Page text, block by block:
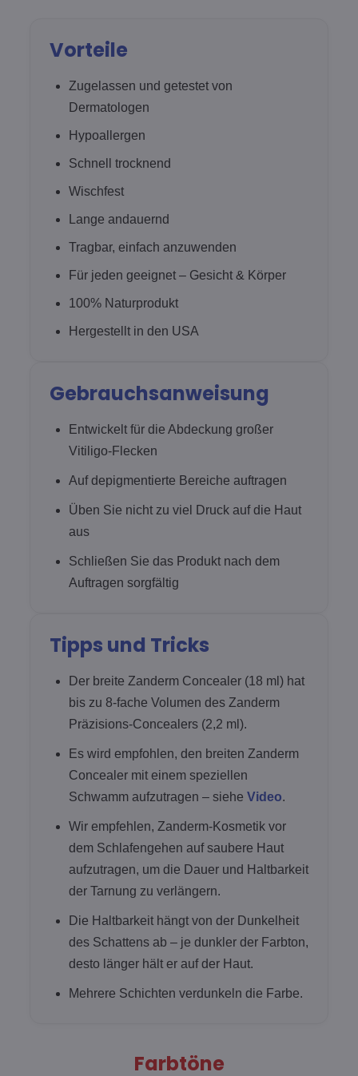
Vorteile
Zugelassen und getestet von
Dermatologen
Hypoallergen
Schnell trocknend
Wischfest
Lange andauernd
Tragbar, einfach anzuwenden
Für jeden geeignet – Gesicht & Körper
100% Naturprodukt
Hergestellt in den USA
Gebrauchsanweisung
Entwickelt für die Abdeckung großer
Vitiligo-Flecken
Auf depigmentierte Bereiche auftragen
Üben Sie nicht zu viel Druck auf die Haut
aus
Schließen Sie das Produkt nach dem
Auftragen sorgfältig
Tipps und Tricks
Der breite Zanderm Concealer (18 ml) hat
bis zu 8-fache Volumen des Zanderm
Präzisions-Concealers (2,2 ml).
Es wird empfohlen, den breiten Zanderm
Concealer mit einem speziellen
Schwamm aufzutragen – siehe Video.
Wir empfehlen, Zanderm-Kosmetik vor
dem Schlafengehen auf saubere Haut
aufzutragen, um die Dauer und Haltbarkeit
der Tarnung zu verlängern.
Die Haltbarkeit hängt von der Dunkelheit
des Schattens ab – je dunkler der Farbton,
desto länger hält er auf der Haut.
Mehrere Schichten verdunkeln die Farbe.
Farbtöne